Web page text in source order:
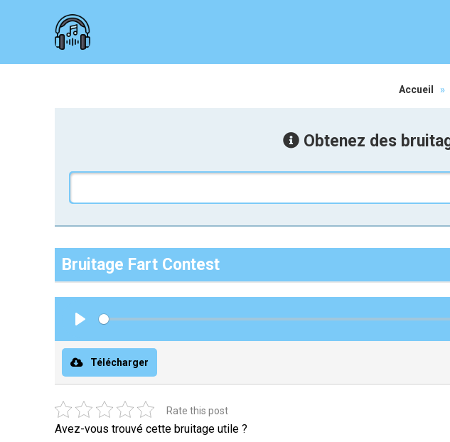
Accueil »
Obtenez des
Bruitage Fart Contest
Télécharger
Rate this post
Avez-vous trouvé cette bruitage utile ?